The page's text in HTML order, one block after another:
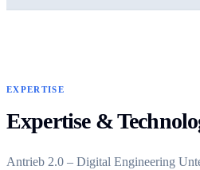
EXPERTISE
Expertise &
Antrieb 2.0 – Digital Engineering